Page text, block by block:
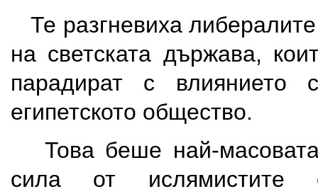
Те разгневиха
на светската държава,
парадират с влиянието
египетското общество.
Това беше най-
сила от ислямистите